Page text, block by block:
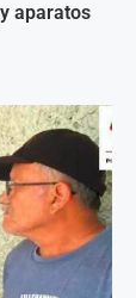
aparatos